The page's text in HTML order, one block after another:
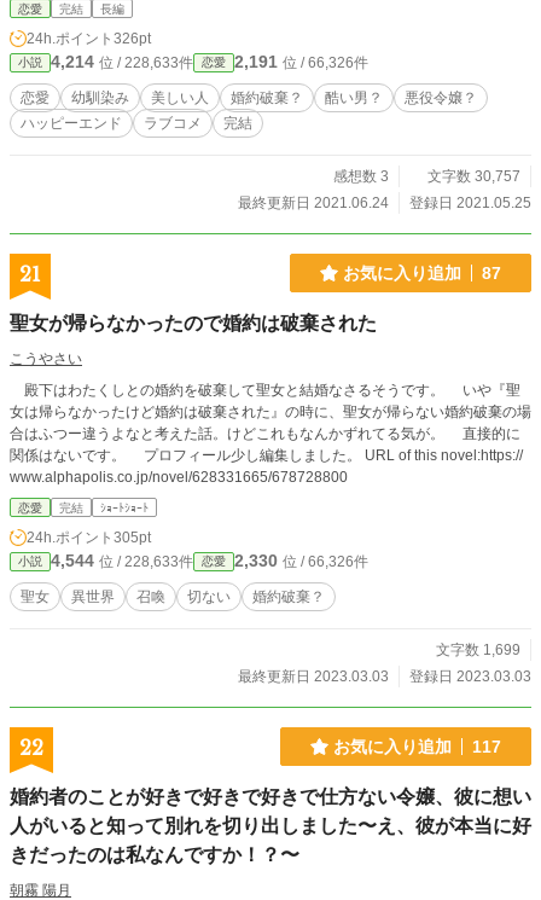
恋愛 完結 長編
24h.ポイント 326pt
小説 4,214 位 / 228,633件 恋愛 2,191 位 / 66,326件
恋愛 幼馴染み 美しい人 婚約破棄？ 酷い男？
悪役令嬢？
ハッピーエンド
ラブコメ 完結
感想数 3
文字数 30,757
最終更新日 2021.06.24
登録日 2021.05.25
21 お気に入り追加 87
聖女が帰らなかったので婚約は破棄された
こうやさい
殿下はわたくしとの婚約を破棄して聖女と結婚なさるそうです。 いや『聖
女は帰らなかったけど婚約は破棄された』の時に、聖女が帰らない婚約破棄の場
合はふつー違うよなと考えた話。けどこれもなんかずれてる気が。 直接的に
関係はないです。 プロフィール少し編集しました。 URL of this novel:https://
www.alphapolis.co.jp/novel/628331665/678728800
恋愛 完結 ｼｮｰﾄｼｮｰﾄ
24h.ポイント 305pt
小説 4,544 位 / 228,633件 恋愛 2,330 位 / 66,326件
聖女 異世界 召喚 切ない 婚約破棄？
文字数 1,699
最終更新日 2023.03.03
登録日 2023.03.03
22 お気に入り追加 117
婚約者のことが好きで好きで好きで仕方ない令嬢、彼に想い
人がいると知って別れを切り出しました〜え、彼が本当に好
きだったのは私なんですか！？〜
朝霧 陽月